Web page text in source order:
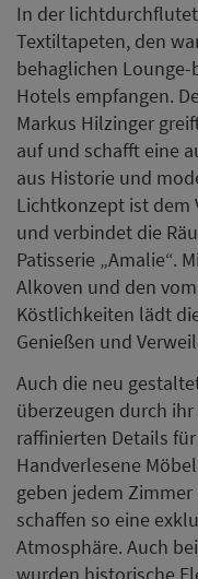
In der
Textiltapeten, den
behaglichen Lounge-
Hotels empfangen.
Markus Hilzinger
auf und schafft eine
aus Historie und
Lichtkonzept ist dem
und verbindet die
Patisserie „Amalie“.
Alkoven und den
Köstlichkeiten lädt
Genießen und
Auch die neu
überzeugen durch
raffinierten Details
Handverlesene
geben jedem
schaffen so eine
Atmosphäre. Auch